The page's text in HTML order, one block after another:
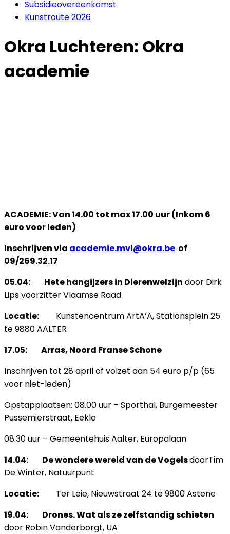
Subsidieovereenkomst
Kunstroute 2026
Okra Luchteren: Okra
academie
ACADEMIE:Van 14.00 tot max 17.00 uur (Inkom 6
euro voor leden)
Inschrijven via academie.mvl@okra.be of
09/269.32.17
05.04: Hete hangijzers in Dierenwelzijn door Dirk
Lips voorzitter Vlaamse Raad
Locatie: Kunstencentrum ArtA’A, Stationsplein 25
te 9880 AALTER
17.05: Arras, Noord Franse Schone
Inschrijven tot 28 april of volzet aan 54 euro p/p (65
voor niet-leden)
Opstapplaatsen: 08.00 uur – Sporthal, Burgemeester
Pussemierstraat, Eeklo
08.30 uur – Gemeentehuis Aalter, Europalaan
14.04: De wondere wereld van de VogelsdoorTim
De Winter, Natuurpunt
Locatie: Ter Leie, Nieuwstraat 24 te 9800 Astene
19.04: Drones. Wat als ze zelfstandig schieten
door Robin Vanderborgt, UA